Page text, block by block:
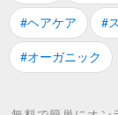
#ヘアケア #
#オーガニック